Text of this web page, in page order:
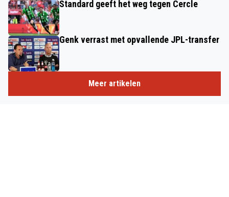
Standard geeft het weg tegen Cercle
Genk verrast met opvallende JPL-transfer
Meer artikelen